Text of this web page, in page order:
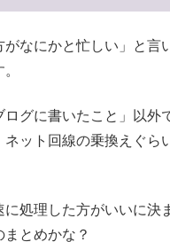
がなにかと忙しい」と言
ログに書いたこと」以外
ネット回線の乗換えぐら
に処理した方がいいに決
とめかな？